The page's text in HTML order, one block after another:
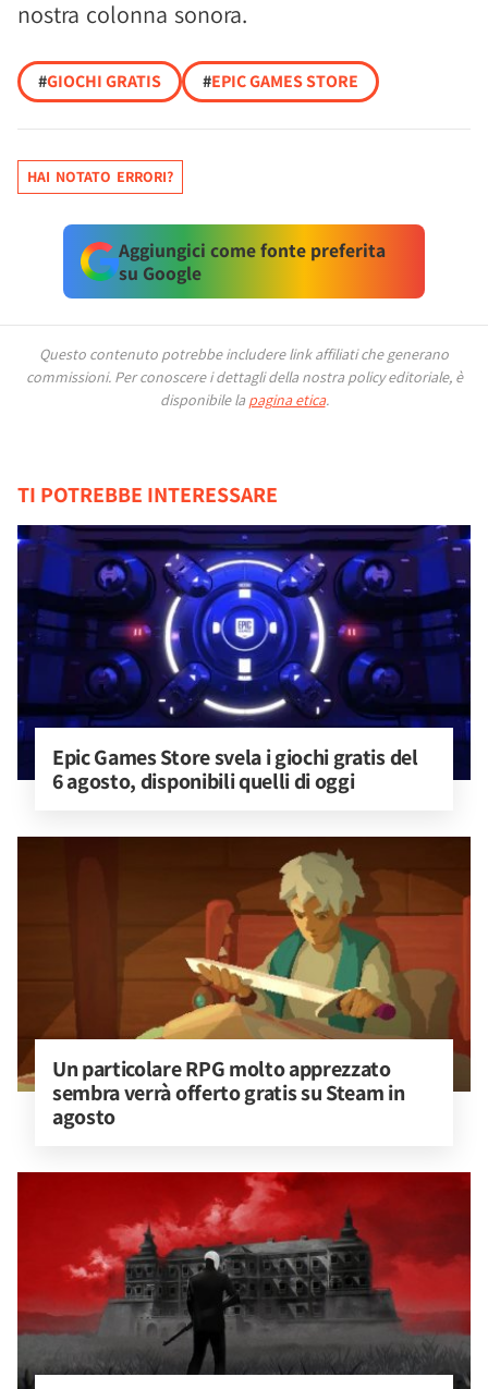
nostra colonna sonora.
#GIOCHI GRATIS #EPIC GAMES STORE
HAI NOTATO ERRORI?
Aggiungici come fonte preferita
su Google
Questo contenuto potrebbe includere link affiliati che generano
commissioni. Per conoscere i dettagli della nostra policy editoriale, è
disponibile la pagina etica.
TI POTREBBE INTERESSARE
Epic Games Store svela i giochi gratis del
6 agosto, disponibili quelli di oggi
Un particolare RPG molto apprezzato
sembra verrà offerto gratis su Steam in
agosto